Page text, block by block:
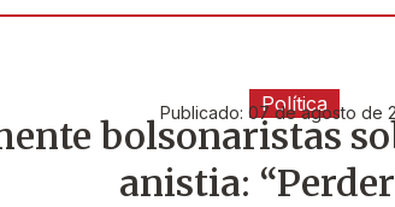
Política
Publicado: 07 de agosto de
bolsonaristas
anistia: